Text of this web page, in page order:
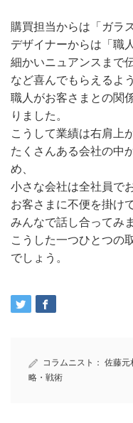
購買担当からは「ガラ
デザイナーからは「職
細かいニュアンスまで
など喜んでもらえるよ
職人がお客さまとの関
りました。
こうして業績は右肩上
たくさんある会社の中
め、
小さな会社は全社員で
お客さまに不便を掛け
みんなで話し合ってみ
こうした一つひとつの
でしょう。
コラムニスト： 佐藤元
略・戦術